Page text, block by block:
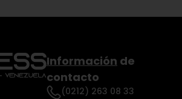
Información de
contacto
(0212) 263 08 33